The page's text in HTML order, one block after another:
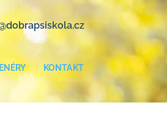
KONTAKT